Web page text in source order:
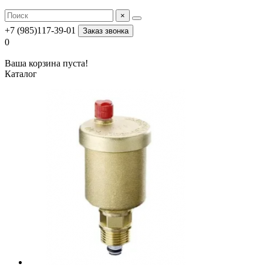
×
+7 (985)117-39-01 Заказ звонка
0
Ваша корзина пуста!
Каталог